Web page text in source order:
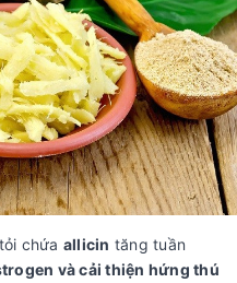
chứa allicin tăng tuần
và cải thiện hứng thú